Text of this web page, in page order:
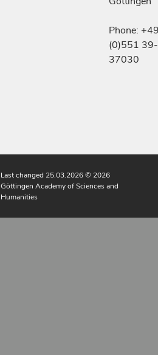
Phone:
(0)551 39-
37030
Last changed 25.03.2026© 2026
Göttingen Academy of Sciences and
Humanities